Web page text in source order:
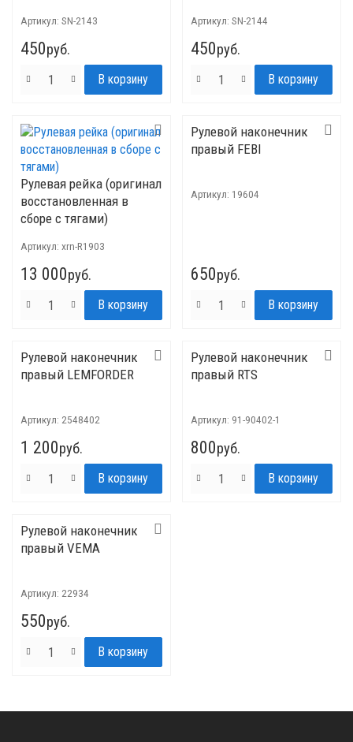
Артикул: SN-2143
450руб.
Артикул: SN-2144
450руб.
Рулевая рейка (оригинал
восстановленная в
сборе с тягами)
Артикул: xrn-R1903
13 000руб.
Рулевой наконечник
правый FEBI
Артикул: 19604
650руб.
Рулевой наконечник
правый LEMFORDER
Артикул: 2548402
1 200руб.
Рулевой наконечник
правый RTS
Артикул: 91-90402-1
800руб.
Рулевой наконечник
правый VEMA
Артикул: 22934
550руб.